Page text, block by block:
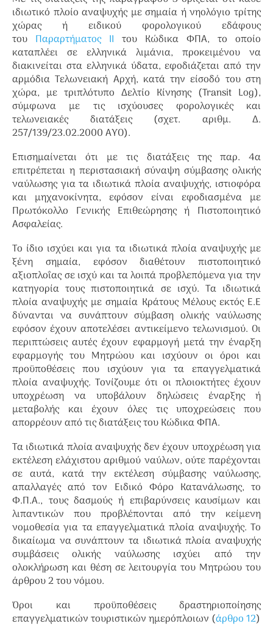
ιδιωτικό πλοίο αναψυχής με σημαία ή νηολόγιο τρίτης
χώρας ή ειδικού φορολογικού εδάφους
του Παραρτήματος ΙΙ του Κώδικα ΦΠΑ, το οποίο
καταπλέει σε ελληνικά λιμάνια, προκειμένου να
διακινείται στα ελληνικά ύδατα, εφοδιάζεται από την
αρμόδια Τελωνειακή Αρχή, κατά την είσοδό του στη
χώρα, με τριπλότυπο Δελτίο Κίνησης (Transit Log),
σύμφωνα με τις ισχύουσες φορολογικές και
τελωνειακές διατάξεις (σχετ. αριθμ. Δ.
257/139/23.02.2000 ΑΥΟ).
Επισημαίνεται ότι με τις διατάξεις της παρ. 4α
επιτρέπεται η περιστασιακή σύναψη σύμβασης ολικής
ναύλωσης για τα ιδιωτικά πλοία αναψυχής, ιστιοφόρα
και μηχανοκίνητα, εφόσον είναι εφοδιασμένα με
Πρωτόκολλο Γενικής Επιθεώρησης ή Πιστοποιητικό
Ασφαλείας.
Το ίδιο ισχύει και για τα ιδιωτικά πλοία αναψυχής με
ξένη σημαία, εφόσον διαθέτουν πιστοποιητικό
αξιοπλοΐας σε ισχύ και τα λοιπά προβλεπόμενα για την
κατηγορία τους πιστοποιητικά σε ισχύ. Τα ιδιωτικά
πλοία αναψυχής με σημαία Κράτους Μέλους εκτός Ε.Ε
δύνανται να συνάπτουν σύμβαση ολικής ναύλωσης
εφόσον έχουν αποτελέσει αντικείμενο τελωνισμού. Οι
περιπτώσεις αυτές έχουν εφαρμογή μετά την έναρξη
εφαρμογής του Μητρώου και ισχύουν οι όροι και
προϋποθέσεις που ισχύουν για τα επαγγελματικά
πλοία αναψυχής. Τονίζουμε ότι οι πλοιοκτήτες έχουν
υποχρέωση να υποβάλουν δηλώσεις έναρξης ή
μεταβολής και έχουν όλες τις υποχρεώσεις που
απορρέουν από τις διατάξεις του Κώδικα ΦΠΑ.
Τα ιδιωτικά πλοία αναψυχής δεν έχουν υποχρέωση για
εκτέλεση ελάχιστου αριθμού ναύλων, ούτε παρέχονται
σε αυτά, κατά την εκτέλεση σύμβασης ναύλωσης,
απαλλαγές από τον Ειδικό Φόρο Κατανάλωσης, το
Φ.Π.Α., τους δασμούς ή επιβαρύνσεις καυσίμων και
λιπαντικών που προβλέπονται από την κείμενη
νομοθεσία για τα επαγγελματικά πλοία αναψυχής. Το
δικαίωμα να συνάπτουν τα ιδιωτικά πλοία αναψυχής
συμβάσεις ολικής ναύλωσης ισχύει από την
ολοκλήρωση και θέση σε λειτουργία του Μητρώου του
άρθρου 2 του νόμου.
Όροι και προϋποθέσεις δραστηριοποίησης
επαγγελματικών τουριστικών ημερόπλοιων (άρθρο 12)